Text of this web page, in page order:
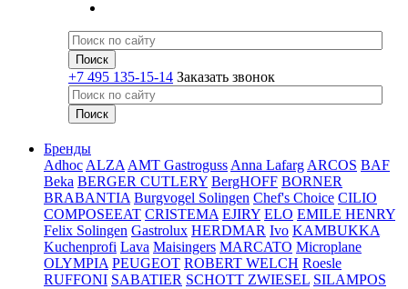
+7 495 135-15-14 Заказать звонок
Бренды
Adhoc ALZA AMT Gastroguss Anna Lafarg ARCOS BAF
Beka BERGER CUTLERY BergHOFF BORNER
BRABANTIA Burgvogel Solingen Chef's Choice CILIO
COMPOSEEAT CRISTEMA EJIRY ELO EMILE HENRY
Felix Solingen Gastrolux HERDMAR Ivo KAMBUKKA
Kuchenprofi Lava Maisingers MARCATO Microplane
OLYMPIA PEUGEOT ROBERT WELCH Roesle
RUFFONI SABATIER SCHOTT ZWIESEL SILAMPOS